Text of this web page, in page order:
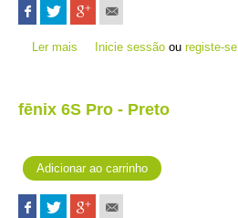
Ler mais acerca de Dash Cam 47
Inicie sessão ouregiste-se
fēnix 6S Pro - Preto